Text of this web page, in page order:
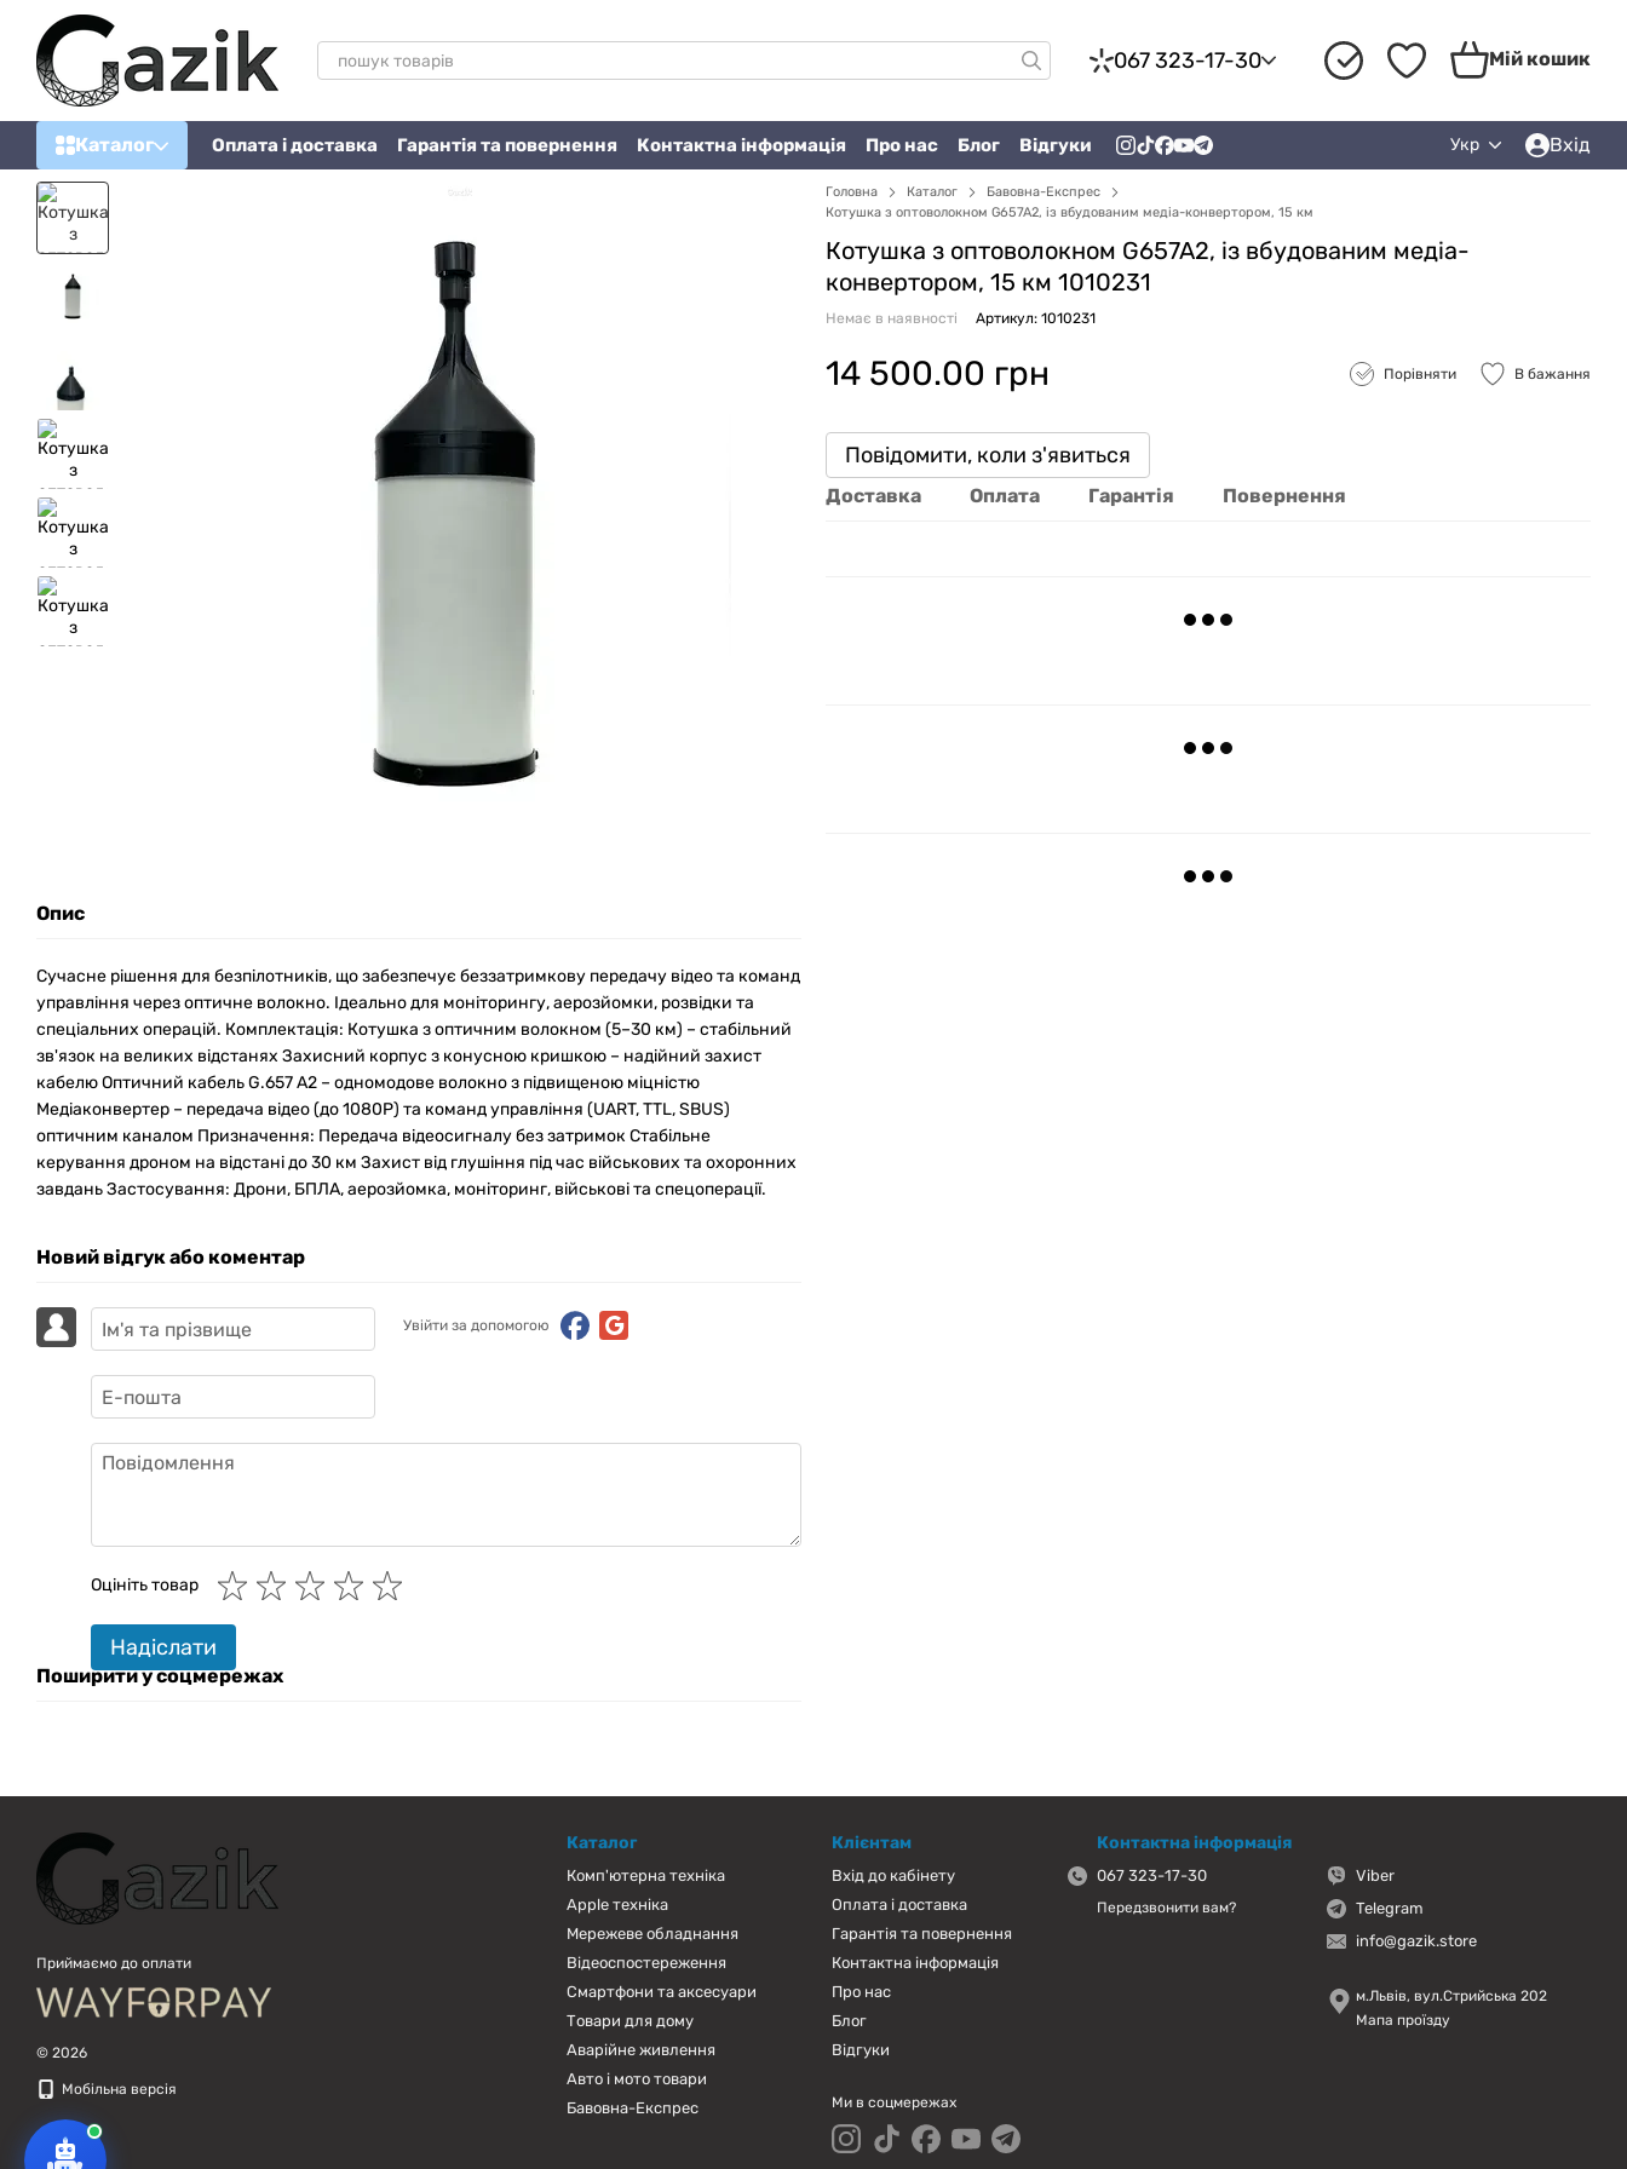
Перейти до основного контенту
067 323-17-30 Мій кошик
Каталог Оплата і доставка Гарантія та повернення Контактна інформація Про нас Блог Відгуки Укр Вхід
Опис
Сучасне рішення для безпілотників, що забезпечує беззатримкову передачу відео та команд
управління через оптичне волокно. Ідеально для моніторингу, аерозйомки, розвідки та
спеціальних операцій. Комплектація: Котушка з оптичним волокном (5–30 км) – стабільний
зв'язок на великих відстанях Захисний корпус з конусною кришкою – надійний захист
кабелю Оптичний кабель G.657 A2 – одномодове волокно з підвищеною міцністю
Медіаконвертер – передача відео (до 1080P) та команд управління (UART, TTL, SBUS)
оптичним каналом Призначення: Передача відеосигналу без затримок Стабільне
керування дроном на відстані до 30 км Захист від глушіння під час військових та охоронних
завдань Застосування: Дрони, БПЛА, аерозйомка, моніторинг, військові та спецоперації.
Новий відгук або коментар
Увійти за допомогою
Оцініть товар
Надіслати
Поширити у соцмережах
Головна Каталог
Бавовна-Експрес
Котушка з оптоволокном G657A2, із вбудованим медіа-конвертором, 15 км
Котушка з оптоволокном G657A2, із вбудованим медіа-
конвертором, 15 км 1010231
Немає в наявності Артикул: 1010231
14 500.00 грн Порівняти В бажання
Повідомити, коли з'явиться
Доставка Оплата Гарантія Повернення
Приймаємо до оплати
© 2026
Мобільна версія
Каталог
Комп'ютерна техніка
Apple техніка
Мережеве обладнання
Відеоспостереження
Смартфони та аксесуари
Товари для дому
Аварійне живлення
Авто і мото товари
Бавовна-Експрес
Клієнтам
Вхід до кабінету
Оплата і доставка
Гарантія та повернення
Контактна інформація
Про нас
Блог
Відгуки
Ми в соцмережах
Контактна інформація
067 323-17-30
Передзвонити вам?
Viber
Telegram
info@gazik.store
м.Львів, вул.Стрийська 202
Мапа проїзду
Привіт! 👋 Я Gazik AI — допоможу
техніку. Що шукаєш?